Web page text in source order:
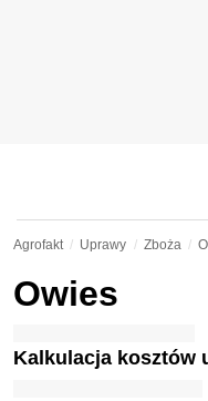
Agrofakt Uprawy Zboża
Owies
Kalkulacja kosztów